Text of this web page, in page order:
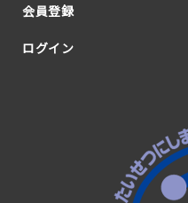
会員登録
ログイン